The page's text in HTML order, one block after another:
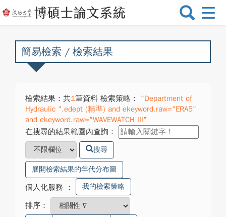
選
換
簡易檢索 / 檢索結果
檢索結果：共1筆資料 檢索策略：
"Department of
Hydraulic ".edept (精準) and ekeyword.raw="ERA5"
and ekeyword.raw="WAVEWATCH III"
在搜尋的結果範圍內查詢：
搜尋
展開檢索結果的年代分布圖
個人化服務 ： 我的檢索策略
排序：